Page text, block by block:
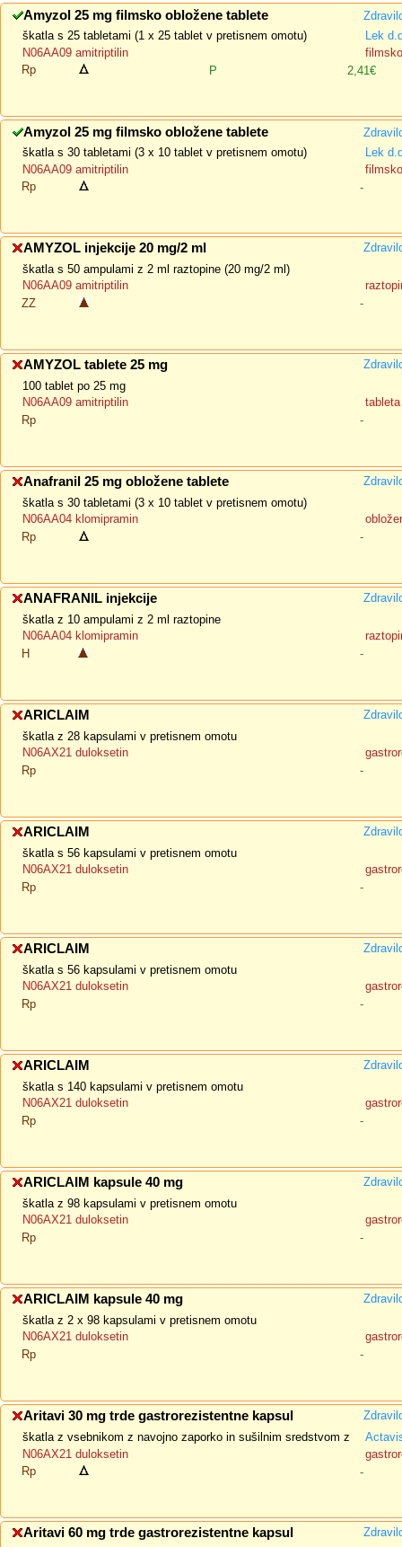
Amyzol 25 mg filmsko obložene tablete
škatla s 25 tabletami (1 x 25 tablet v pretisnem omotu)
Lek
N06AA09 amitriptilin
Rp
P 2,41€
Amyzol 25 mg filmsko obložene tablete
škatla s 30 tabletami (3 x 10 tablet v pretisnem omotu)
Lek
N06AA09 amitriptilin
Rp
-
AMYZOL injekcije 20 mg/2 ml
škatla s 50 ampulami z 2 ml raztopine (20 mg/2 ml)
N06AA09 amitriptilin
ZZ
-
AMYZOL tablete 25 mg
100 tablet po 25 mg
N06AA09 amitriptilin
tableta
Rp
-
Anafranil 25 mg obložene tablete
škatla s 30 tabletami (3 x 10 tablet v pretisnem omotu)
N06AA04 klomipramin
Rp
-
ANAFRANIL injekcije
škatla z 10 ampulami z 2 ml raztopine
N06AA04 klomipramin
H
-
ARICLAIM
škatla z 28 kapsulami v pretisnem omotu
N06AX21 duloksetin
Rp
-
ARICLAIM
škatla s 56 kapsulami v pretisnem omotu
N06AX21 duloksetin
Rp
-
ARICLAIM
škatla s 56 kapsulami v pretisnem omotu
N06AX21 duloksetin
Rp
-
ARICLAIM
škatla s 140 kapsulami v pretisnem omotu
N06AX21 duloksetin
Rp
-
ARICLAIM kapsule 40 mg
škatla z 98 kapsulami v pretisnem omotu
N06AX21 duloksetin
Rp
-
ARICLAIM kapsule 40 mg
škatla z 2 x 98 kapsulami v pretisnem omotu
N06AX21 duloksetin
Rp
-
Aritavi 30 mg trde gastrorezistentne kapsul
škatla z vsebnikom z navojno zaporko in sušilnim sredstvom z
N06AX21 duloksetin
Rp
-
Aritavi 60 mg trde gastrorezistentne kapsul